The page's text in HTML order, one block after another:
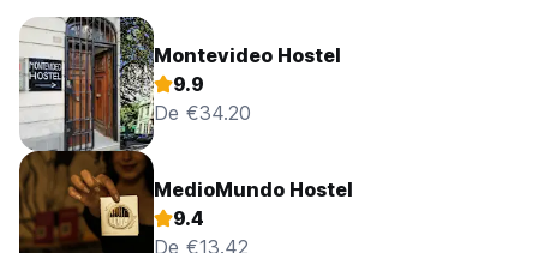
Montevideo Hostel
9.9
De €34.20
MedioMundo Hostel
9.4
De €13.42